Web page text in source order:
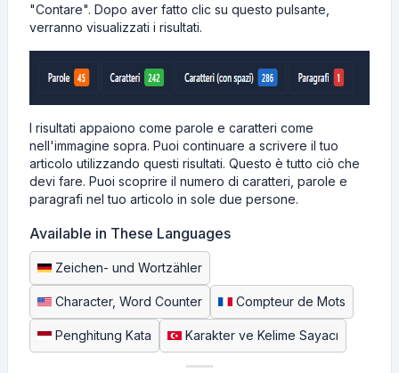
"Contare". Dopo aver fatto clic su questo pulsante,
verranno visualizzati i risultati.
I risultati appaiono come parole e caratteri come
nell'immagine sopra. Puoi continuare a scrivere il tuo
articolo utilizzando questi risultati. Questo è tutto ciò che
devi fare. Puoi scoprire il numero di caratteri, parole e
paragrafi nel tuo articolo in sole due persone.
Available in These Languages
Zeichen- und Wortzähler
Character, Word Counter Compteur de Mots
Penghitung Kata Karakter ve Kelime Sayacı